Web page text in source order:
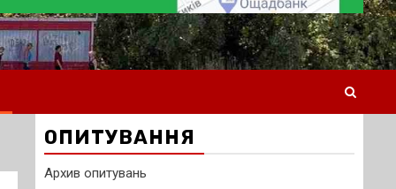
ОПИТУВАННЯ
Архив опитувань